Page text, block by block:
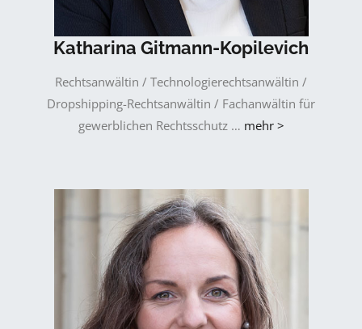
Katharina Gitmann-Kopilevich
Rechtsanwältin / Technologierechtsanwältin /
Dropshipping-Rechtsanwältin / Fachanwältin für
gewerblichen Rechtsschutz … mehr >